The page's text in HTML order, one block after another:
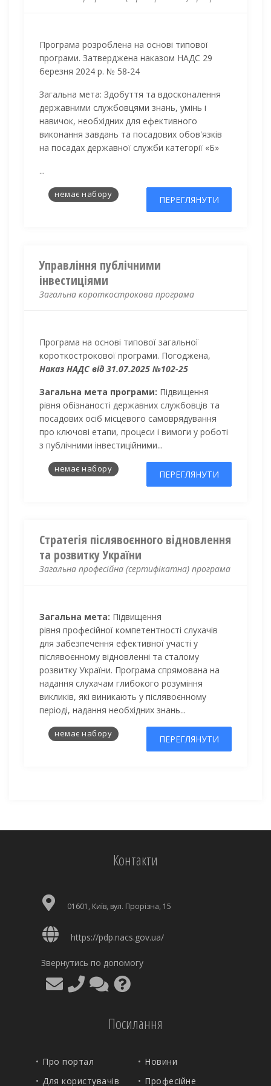
Програма розроблена на основі типової
програми. Затверджена наказом НАДС 29
березня 2024 р. № 58-24
Загальна мета: Здобуття та вдосконалення
державними службовцями знань, умінь i
навичок, необхідних для ефективного
виконання завдань та посадових обов'язків
на посадах державної служби категорії «Б»
...
немає набору ПЕРЕГЛЯНУТИ
Управління публічними
інвестиціями
Загальна короткострокова програма
Програма на основі типової загальної
короткострокової програми. Погоджена,
Наказ НАДС від 31.07.2025 №102-25
Загальна мета програми: Підвищення
рівня обізнаності державних службовців та
посадових осіб місцевого самоврядування
про ключові етапи, процеси і вимоги у роботі
з публічними інвестиційними...
немає набору ПЕРЕГЛЯНУТИ
Стратегія післявоєнного відновлення
та розвитку України
Загальна професійна (сертифікатна) програма
Загальна мета: Підвищення
рівня професійної компетентності слухачів
для забезпечення ефективної участі у
післявоєнному відновленні та сталому
розвитку України. Програма спрямована на
надання слухачам глибокого розуміння
викликів, які виникають у післявоєнному
періоді, надання необхідних знань...
немає набору ПЕРЕГЛЯНУТИ
Контакти
01601, Київ, вул. Прорізна, 15
https://pdp.nacs.gov.ua/
Звернутись по допомогу
Посилання
Про портал
Для користувачів
Новини
Професійне